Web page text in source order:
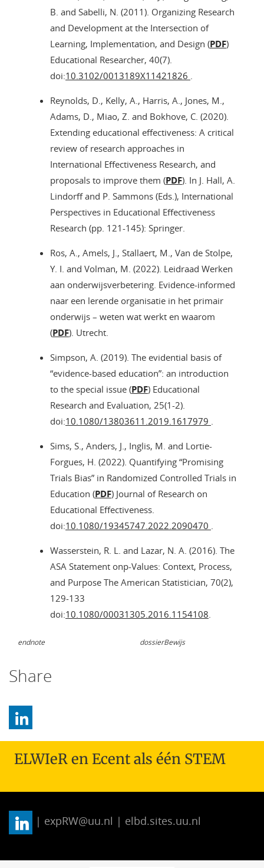
B. and Sabelli, N. (2011). Organizing Research
and Development at the Intersection of
Learning, Implementation, and Design (PDF)
Educational Researcher, 40(7).
doi:10.3102/0013189X11421826 .
Reynolds, D., Kelly, A., Harris, A., Jones, M.,
Adams, D., Miao, Z. and Bokhove, C. (2020).
Extending educational effectiveness: A critical
review of research approaches in
International Effectiveness Research, and
proposals to improve them (PDF). In J. Hall, A.
Lindorff and P. Sammons (Eds.), International
Perspectives in Educational Effectiveness
Research (pp. 121-145): Springer.
Ros, A., Amels, J., Stallaert, M., Van de Stolpe,
Y. I. and Volman, M. (2022). Leidraad Werken
aan onderwijsverbetering. Evidence-informed
naar een lerende organisatie in het primair
onderwijs – weten wat werkt en waarom
(PDF). Utrecht.
Simpson, A. (2019). The evidential basis of
“evidence-based education”: an introduction
to the special issue (PDF) Educational
Research and Evaluation, 25(1-2).
doi:10.1080/13803611.2019.1617979 .
Sims, S., Anders, J., Inglis, M. and Lortie-
Forgues, H. (2022). Quantifying “Promising
Trials Bias” in Randomized Controlled Trials in
Education (PDF) Journal of Research on
Educational Effectiveness.
doi:10.1080/19345747.2022.2090470 .
Wasserstein, R. L. and Lazar, N. A. (2016). The
ASA Statement onp-Values: Context, Process,
and Purpose The American Statistician, 70(2),
129-133
doi:10.1080/00031305.2016.1154108.
endnote dossierBewijs
Share
ELWIeR en Ecent als één STEM
| expRW@uu.nl | elbd.sites.uu.nl